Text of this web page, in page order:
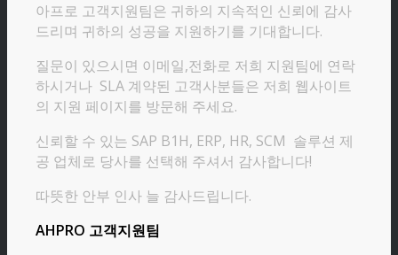
아프로 고객지원팀은 귀하의 지속적인 신뢰에 감사
드리며 귀하의 성공을 지원하기를 기대합니다.
질문이 있으시면 이메일,전화로 저희 지원팀에 연락
하시거나 SLA 계약된 고객사분들은 저희 웹사이트
의 지원 페이지를 방문해 주세요.
신뢰할 수 있는 SAP B1H, ERP, HR, SCM 솔루션 제
공 업체로 당사를 선택해 주셔서 감사합니다!
따뜻한 안부 인사 늘 감사드립니다.
AHPRO 고객지원팀